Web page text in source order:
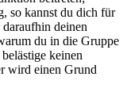
so kannst du dich für
deinen
du in die Gruppe
keinen
wird einen Grund